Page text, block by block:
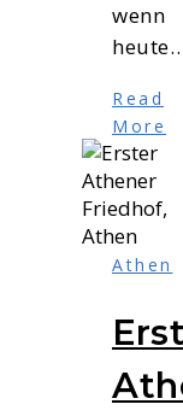
wenn
Read
More
Athen